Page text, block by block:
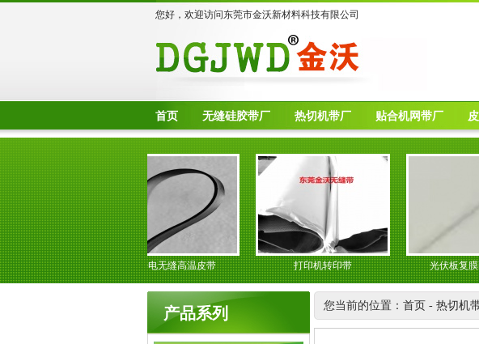
您好，欢迎访问东莞市金沃新材料科技有限公司
首页 无缝硅胶带厂 热切机带厂 贴合机网带厂
输送带 防静电无缝高温皮带 打印机转印带 光伏板复膜耐
产品系列 您当前的位置： 首页 - 热切机